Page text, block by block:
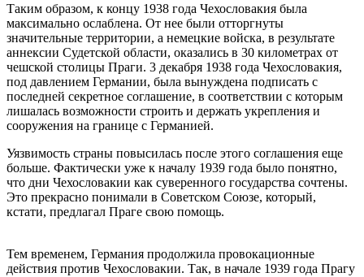
Таким образом, к концу 1938 года Чехословакия была
максимально ослаблена. От нее были отторгнуты
значительные территории, а немецкие войска, в результате
аннексии Судетской области, оказались в 30 километрах от
чешской столицы Праги. 3 декабря 1938 года Чехословакия,
под давлением Германии, была вынуждена подписать с
последней секретное соглашение, в соответствии с которым
лишалась возможности строить и держать укрепления и
сооружения на границе с Германией.
Уязвимость страны повысилась после этого соглашения еще
больше. Фактически уже к началу 1939 года было понятно,
что дни Чехословакии как суверенного государства сочтены.
Это прекрасно понимали в Советском Союзе, который,
кстати, предлагал Праге свою помощь.
Тем временем, Германия продолжила провокационные
действия против Чехословакии. Так, в начале 1939 года Прагу